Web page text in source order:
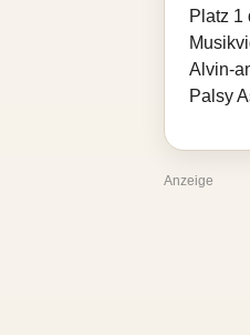
Platz 1
Palsy
Anzeige